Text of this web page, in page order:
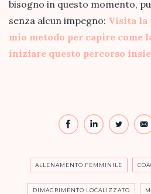
bisogno in questo momento,
senza alcun impegno: Visita la
mio metodo per capire come
iniziare questo percorso
ALLENAMENTO FEMMINILE
DIMAGRIMENTO LOCALIZZATO